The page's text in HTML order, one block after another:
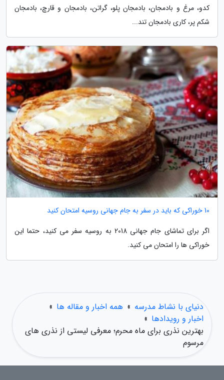
کدو، مرغ و بادمجان، بادمجان پلو، گراتن، بادمجان و قارچ، بادمجان
شکم پر، کاری بادمجان تند...
10 خوراکی که باید در سفر به جام جهانی روسیه امتحان کنید
اگر برای تماشای جام جهانی 2018 به روسیه سفر می کنید، حتما این
خوراکی ها را امتحان می کنید.
دنیای با نشاط مدرسه » همه اخبار و مقاله ها »
اخبار و رویدادها »
بهترین نذری برای ماه محرم؛ معرفی لیستی از نذری های
مرسوم